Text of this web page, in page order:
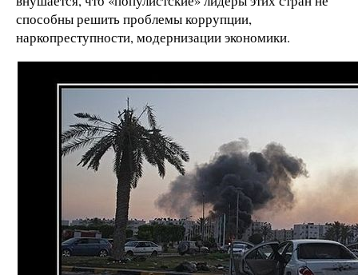
способны решить проблемы коррупции,
наркопреступности, модернизации экономики.